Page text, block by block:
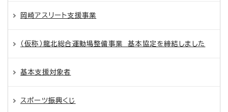
岡崎アスリート支援事業
（仮称）龍北総合運動場整備事業 基本協定を締結しました
基本支援対象者
スポーツ振興くじ